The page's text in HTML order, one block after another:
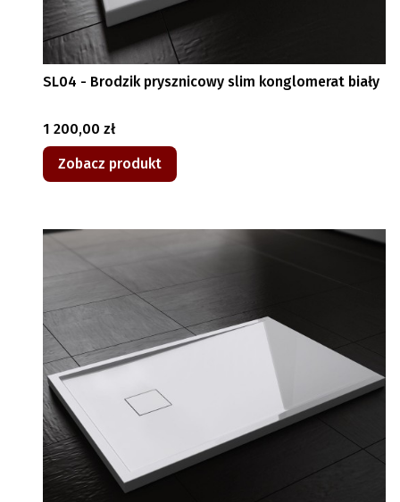
SL04 - Brodzik prysznicowy slim konglomerat biały
Cena
1 200,00 zł
Zobacz produkt